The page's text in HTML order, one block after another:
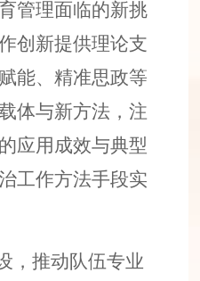
管理面临的新挑
创新提供理论支
能、精准思政等
体与新方法，注
应用成效与典型
工作方法手段实
，推动队伍专业